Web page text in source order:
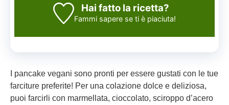
Hai fatto la ricetta?
Fammi sapere se ti è piaciuta!
I pancake vegani sono pronti per essere gustati con le tue
farciture preferite! Per una colazione dolce e deliziosa,
puoi farcirli con marmellata, cioccolato, sciroppo d’acero